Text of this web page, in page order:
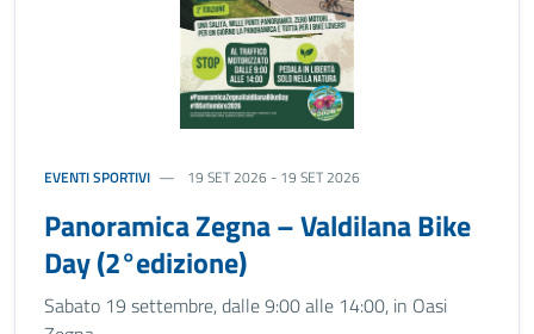
EVENTI SPORTIVI 19 SET 2026 - 19 SET 2026
Panoramica Zegna – Valdilana Bike
Day (2°edizione)
Sabato 19 settembre, dalle 9:00 alle 14:00, in Oasi